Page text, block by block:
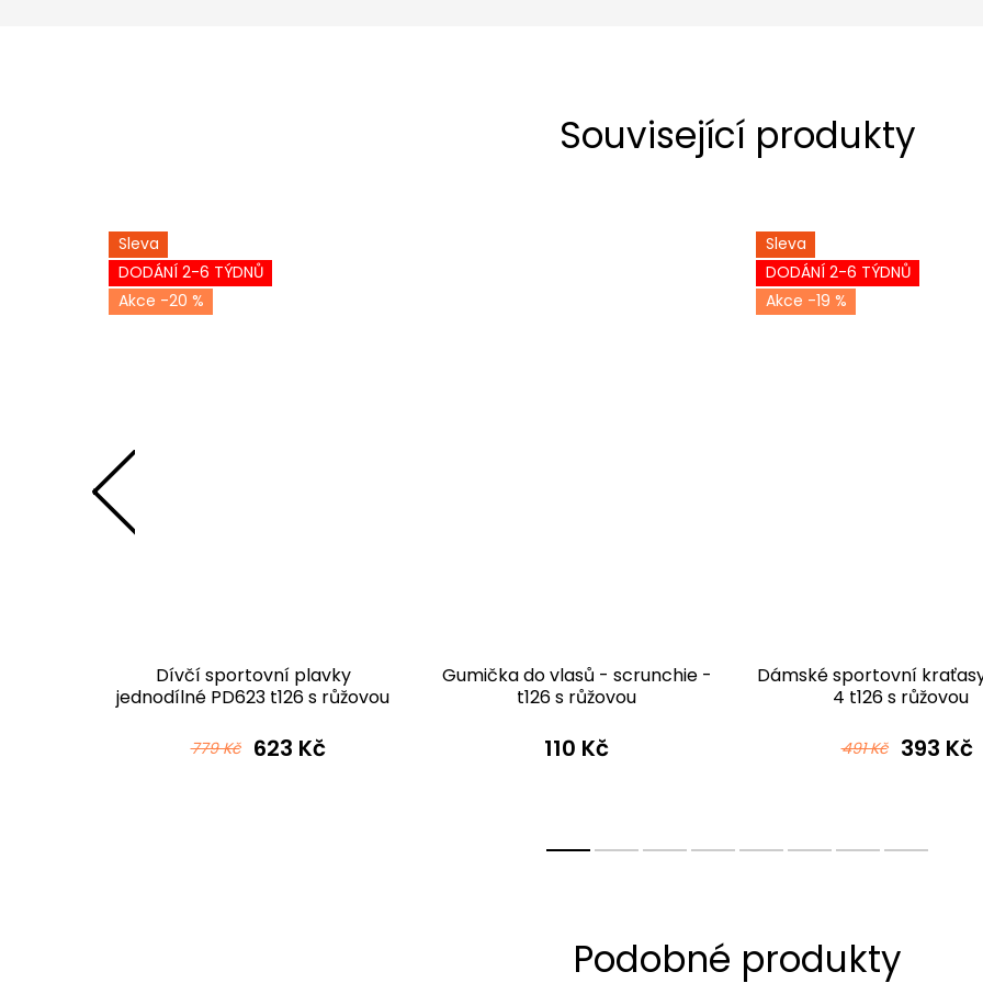
Související produkty
Sleva
DODÁNÍ 2-6 TÝDNŮ
-20 %
Dívčí sportovní plavky
jednodílné PD623 t126 s růžovou
779 Kč 623 Kč
Gumička do vlasů - scrunchie -
t126 s růžovou
110 Kč
Sleva
DODÁNÍ 2-6 TÝDNŮ
-19 %
Dámské sportovní
4 t126 s růžovou
491 Kč 393 Kč